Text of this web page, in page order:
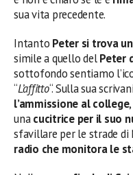
sua vita precedente.
Intanto Peter si trova
simile a quello delPeter
sottofondo sentiamo
“L’affitto“. Sulla sua
l’ammissione al college
unacucitrice per il suo
sfavillare per le strade di
radio che monitora le